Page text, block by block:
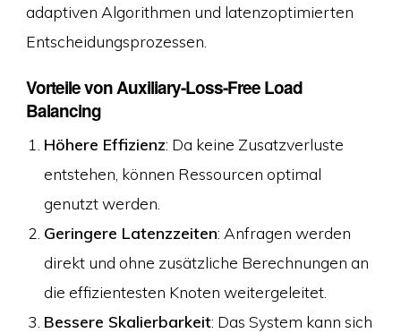
adaptiven Algorithmen und latenzoptimierten
Entscheidungsprozessen.
Vorteile von Auxiliary-Loss-Free Load
Balancing
Höhere Effizienz: Da keine Zusatzverluste
entstehen, können Ressourcen optimal
genutzt werden.
Geringere Latenzzeiten: Anfragen werden
direkt und ohne zusätzliche Berechnungen an
die effizientesten Knoten weitergeleitet.
Bessere Skalierbarkeit: Das System kann sich